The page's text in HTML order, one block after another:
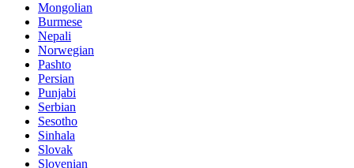
Mongolian
Burmese
Nepali
Norwegian
Pashto
Persian
Punjabi
Serbian
Sesotho
Sinhala
Slovak
Slovenian